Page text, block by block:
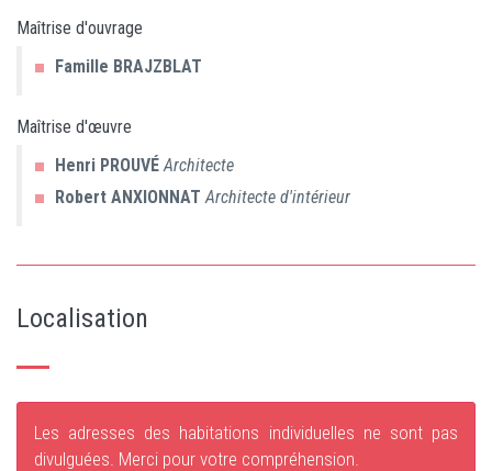
Maîtrise d'ouvrage
Famille BRAJZBLAT
Maîtrise d'œuvre
Henri PROUVÉ Architecte
Robert ANXIONNAT Architecte d'intérieur
Localisation
Les adresses des habitations individuelles ne sont pas
divulguées. Merci pour votre compréhension.